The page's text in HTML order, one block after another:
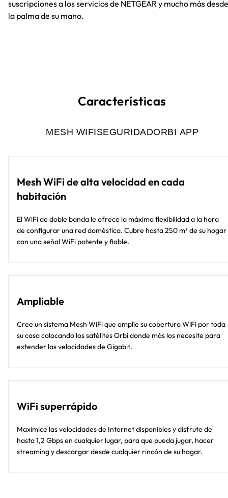
suscripciones a los servicios de NETGEAR y mucho más desde
la palma de su mano.
Características
MESH WIFISEGURIDADORBI APP
Mesh WiFi de alta velocidad en cada
habitación
El WiFi de doble banda le ofrece la máxima flexibilidad a la hora
de configurar una red doméstica. Cubre hasta 250 m² de su hogar
con una señal WiFi potente y fiable.
Ampliable
Cree un sistema Mesh WiFi que amplíe su cobertura WiFi por toda
su casa colocando los satélites Orbi donde más los necesite para
extender las velocidades de Gigabit.
WiFi superrápido
Maximice las velocidades de Internet disponibles y disfrute de
hasta 1,2 Gbps en cualquier lugar, para que pueda jugar, hacer
streaming y descargar desde cualquier rincón de su hogar.